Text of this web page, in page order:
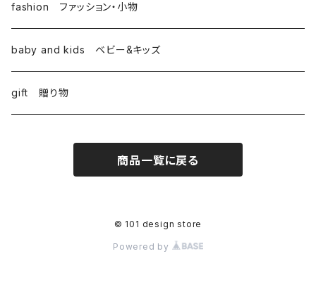
fashion ファッション・小物
baby and kids ベビー&キッズ
gift 贈り物
商品一覧に戻る
© 101 design store
Powered by